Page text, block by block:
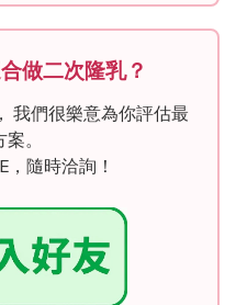
做二次隆乳？
， 我們很樂意為你評估最
。
，隨時洽詢！